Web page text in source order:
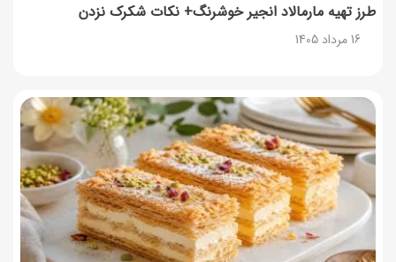
طرز تهیه مارمالاد انجیر خوشرنگ+ نکات شکرک نزدن
16 مرداد 1405
طرز تهیه پنکیک با شیره انگور؛ صبحانه‌ای سالم و انرژی‌بخش
14 مرداد 1405
۳۵ لیست غذاهای جدید و متفاوت؛ برای ناهار و مهمانی
14 مرداد 1405